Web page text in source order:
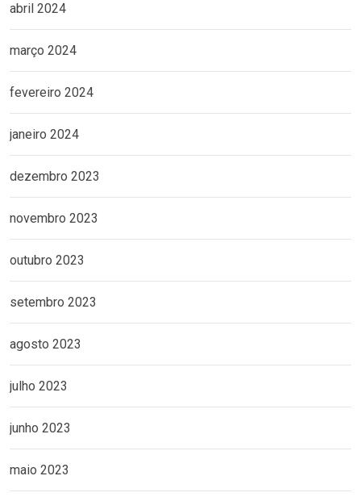
abril 2024
março 2024
fevereiro 2024
janeiro 2024
dezembro 2023
novembro 2023
outubro 2023
setembro 2023
agosto 2023
julho 2023
junho 2023
maio 2023